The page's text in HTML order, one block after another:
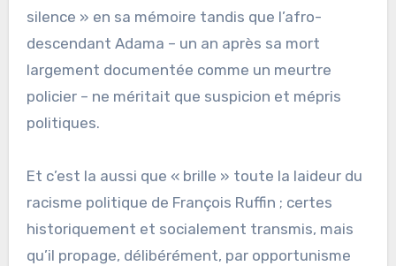
silence » en sa mémoire tandis que l’afro-
descendant Adama – un an après sa mort
largement documentée comme un meurtre
policier – ne méritait que suspicion et mépris
politiques.
Et c’est la aussi que « brille » toute la laideur du
racisme politique de François Ruffin ; certes
historiquement et socialement transmis, mais
qu’il propage, délibérément, par opportunisme